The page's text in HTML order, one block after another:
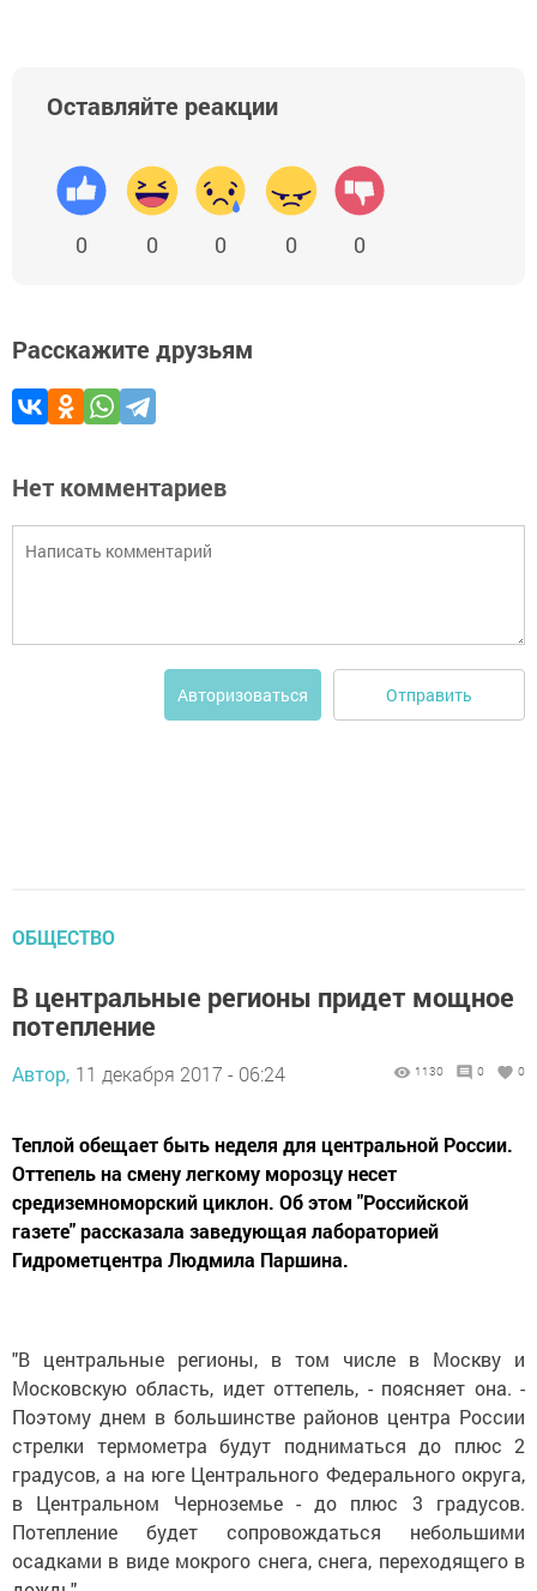
Оставляйте реакции
0 0 0 0 0
Расскажите друзьям
Нет комментариев
Авторизоваться Отправить
ОБЩЕСТВО
В центральные регионы придет мощное
потепление
Автор, 11 декабря 2017 - 06:24 1130 0 0
Теплой обещает быть неделя для центральной России.
Оттепель на смену легкому морозцу несет
средиземноморский циклон. Об этом "Российской
газете" рассказала заведующая лабораторией
Гидрометцентра Людмила Паршина.
"В центральные регионы, в том числе в Москву и
Московскую область, идет оттепель, - поясняет она. -
Поэтому днем в большинстве районов центра России
стрелки термометра будут подниматься до плюс 2
градусов, а на юге Центрального Федерального округа,
в Центральном Черноземье - до плюс 3 градусов.
Потепление будет сопровождаться небольшими
осадками в виде мокрого снега, снега, переходящего в